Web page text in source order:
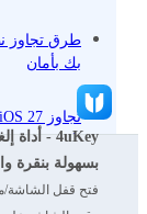
بك بأمان
بك
بسهولة بنقرة